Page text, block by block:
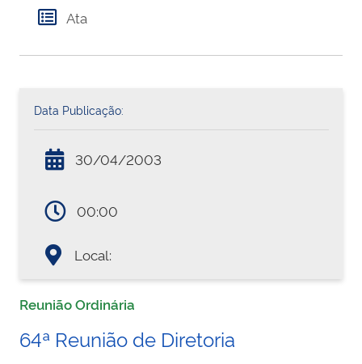
Ata
Data Publicação:
30/04/2003
00:00
Local:
Reunião Ordinária
64ª Reunião de Diretoria